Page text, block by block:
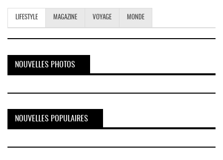
LIFESTYLE MAGAZINE VOYAGE MONDE
NOUVELLES PHOTOS
NOUVELLES POPULAIRES